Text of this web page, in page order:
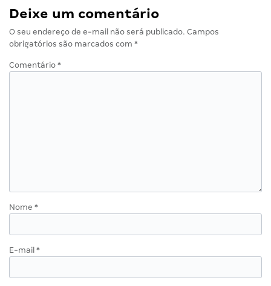
Deixe um comentário
O seu endereço de e-mail não será publicado. Campos
obrigatórios são marcados com *
Comentário *
Nome *
E-mail *